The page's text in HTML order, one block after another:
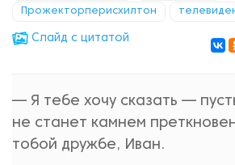
Прожекторперисхилтон
Cлайд с цитатой
— Я тебе хочу сказать —
не станет камнем
тобой дружбе, Иван.